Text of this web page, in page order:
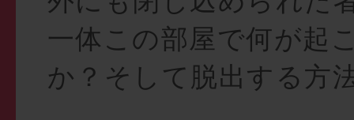
一体この部屋で何が起
か？そして脱出する方